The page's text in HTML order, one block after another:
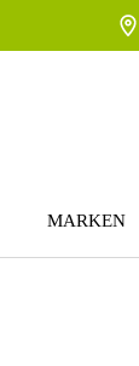
MARKEN